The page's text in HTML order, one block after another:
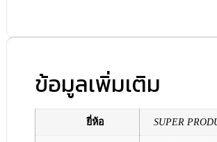
ข้อมูลเพิ่มเติม
ยี่ห้อ SUPER